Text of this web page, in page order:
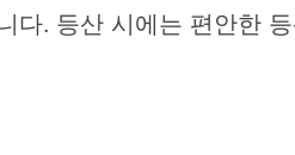
다. 등산 시에는 편안한